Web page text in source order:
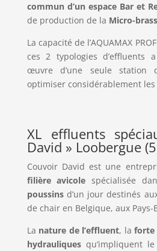
commun d’un espace Bar et
de production de la Micro-
La capacité de l’AQUAMAX
ces 2 typologies d’effluents
œuvre d’une seule station
optimiser considérablement les
XL effluents
David » Loobergue
Couvoir David est une
filière avicole spécialisée
poussinsd’un jour destinés
de chair en Belgique, aux Pays-
La nature de l’effluent, laforte
hydrauliquesqu’impliquent le